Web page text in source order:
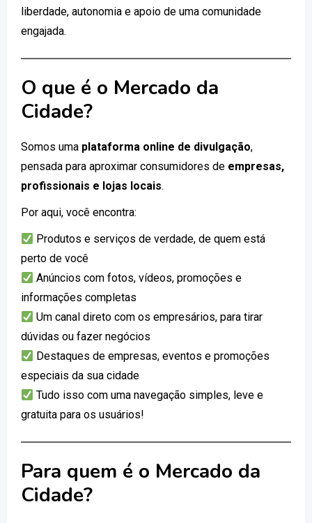
liberdade, autonomia e apoio de uma comunidade
engajada.
O que é o Mercado da
Cidade?
Somos uma plataforma online de divulgação,
pensada para aproximar consumidores de empresas,
profissionais e lojas locais.
Por aqui, você encontra:
Produtos e serviços de verdade, de quem está
perto de você
Anúncios com fotos, vídeos, promoções e
informações completas
Um canal direto com os empresários, para tirar
dúvidas ou fazer negócios
Destaques de empresas, eventos e promoções
especiais da sua cidade
Tudo isso com uma navegação simples, leve e
gratuita para os usuários!
Para quem é o Mercado da
Cidade?